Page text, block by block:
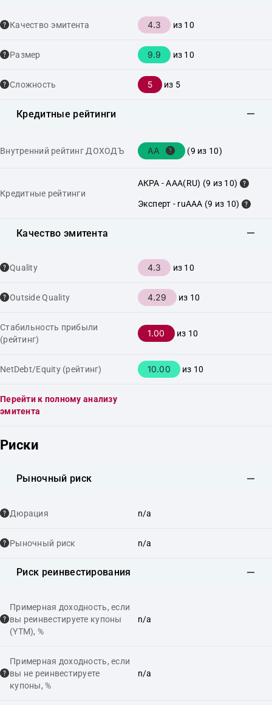
Качество эмитента 4.3 из 10
Размер 9.9 из 10
Сложность 5 из 5
Кредитные рейтинги
Внутренний рейтинг ДОХОДЪ AA (9 из 10)
Кредитные рейтинги
АКРА - AAA(RU) (9 из 10)
Эксперт - ruAAA (9 из 10)
Качество эмитента
Quality 4.3 из 10
Outside Quality 4.29 из 10
Стабильность прибыли
(рейтинг)
1.00 из 10
NetDebt/Equity (рейтинг) 10.00 из 10
Перейти к полному анализу
эмитента
Риски
Рыночный риск
Дюрация n/a
Рыночный риск n/a
Риск реинвестирования
Примерная доходность, если
вы реинвестируете купоны
(YTM), %
n/a
Примерная доходность, если
вы не реинвестируете
купоны, %
n/a